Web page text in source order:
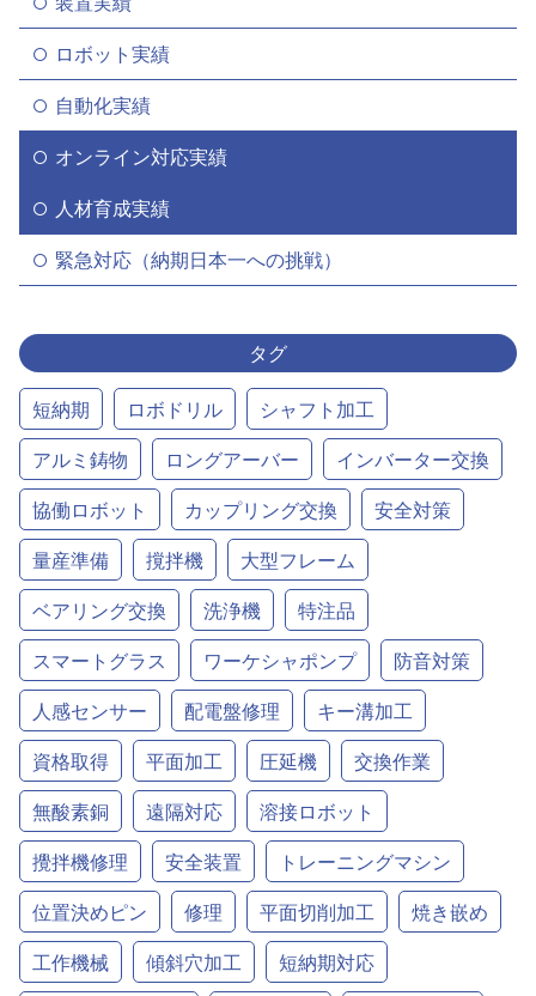
ロボット実績
自動化実績
オンライン対応実績
人材育成実績
緊急対応（納期日本一への挑戦）
タグ
短納期 ロボドリル
シャフト加工
アルミ鋳物
ロングアーバー
インバーター交換
協働ロボット
カップリング交換
安全対策
量産準備
撹拌機
大型フレーム
ベアリング交換
洗浄機
特注品
スマートグラス
ワーケシャポンプ
防音対策
人感センサー
配電盤修理
キー溝加工
資格取得
平面加工 圧延機
交換作業
無酸素銅
遠隔対応
溶接ロボット
攪拌機修理
安全装置
トレーニングマシン
位置決めピン
修理 平面切削加工
焼き嵌め
工作機械
傾斜穴加工
短納期対応